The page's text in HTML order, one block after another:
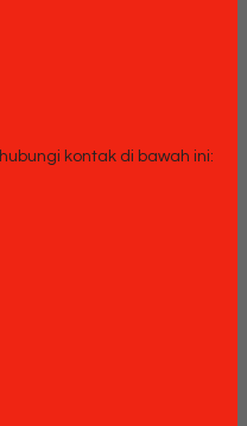
kontak di bawah ini: